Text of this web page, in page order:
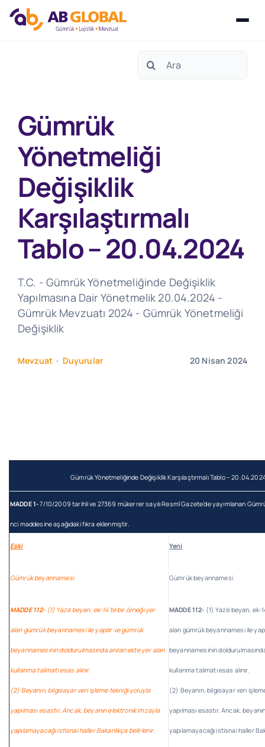
Search
Gümrük
Yönetmeliği
Değişiklik
Karşılaştırmalı
Tablo – 20.04.2024
T.C. - Gümrük Yönetmeliğinde Değişiklik
Yapılmasına Dair Yönetmelik 20.04.2024 -
Gümrük Mevzuatı 2024 - Gümrük Yönetmeliği
Değişiklik
Mevzuat • Duyurular 20 Nisan 2024
Gümrük Yönetmeliğinde Değişiklik Karşılaştırmalı Tablo –
MADDE 1-7/10/2009 tarihli ve 27369 mükerrer sayılı Resmî Gazete’de yayımlanan
nci maddesine aşağıdaki fıkra eklenmiştir.
Eski
Gümrük beyannamesi
MADDE 112-(1) Yazılı beyan, ek-14’te bir örneği yer
alan gümrük beyannamesi ile yapılır ve gümrük
beyannamesinin doldurulmasında anılan ekte yer alan
kullanma talimatı esas alınır.
(2) Beyanın, bilgisayar veri işleme tekniği yoluyla
yapılması esastır. Ancak, beyanın elektronik imzayla
yapılamayacağı istisnai haller Bakanlıkça belirlenir.
Yeni
Gümrük beyannamesi
MADDE 112- (1) Yazılı beyan,
alan gümrük beyannamesi ile
beyannamesinin
kullanma talimatı esas alınır.
(2) Beyanın, bilgisayar veri
yapılması esastır. Ancak,
yapılamayacağı istisnai haller